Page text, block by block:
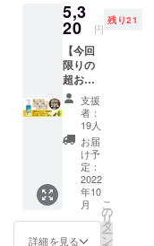
とで猫
さんの
違和感
を少な
くする
ことが
できま
す。杉
にゃん
初心者
の方
や、子
猫さ
ん、砂
かき力
大粒】
（箱型
◎、シ
ステム
トイレ
（二層
式）
◎） 固
まりま
せん、
トイレ
に流せ
ます。
どんな
トイレ
でも幅
F） ・
杉の精
100ml
：ご提
供（一
般販売
予定価
格：
1980
円） ・
送料
（全国
律）：
990円
⇒合
計：
5,3
20 円
残り21
【今回
限りの
超お得
な超早
割】 ・
オーガ
ニック
猫砂 杉
にゃん
大粒 4
袋：
4220円
（通常
販売価
支援
者：
19人
お届
け予
定：
2022
年10
月
詳細を見る
こ
の
リ
タ
ー
ン